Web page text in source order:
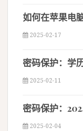
如何在苹果电
2025-02-17
密码保护：学
2025-02-11
密码保护：
2025-02-04